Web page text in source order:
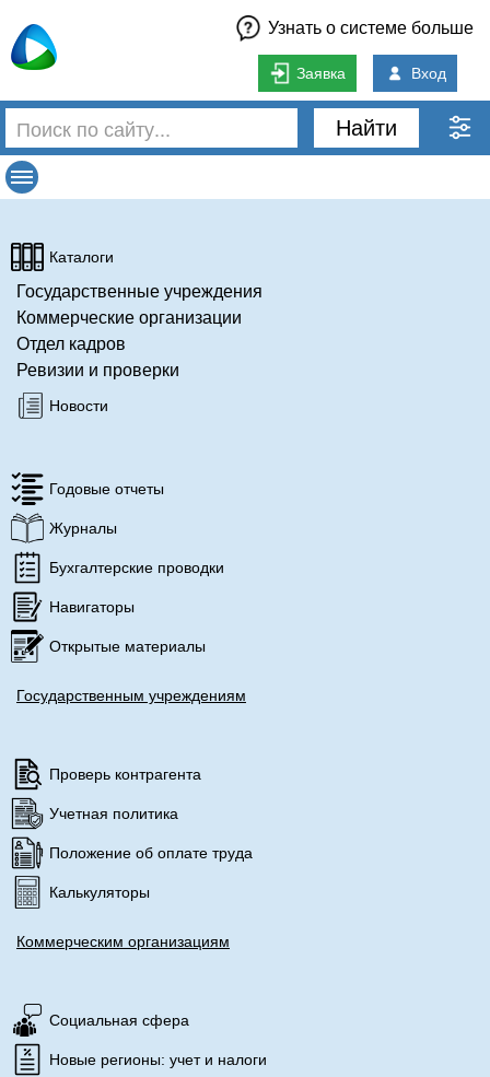
Узнать о системе больше
Заявка Вход
Найти
Каталоги
Государственные учреждения
Коммерческие организации
Отдел кадров
Ревизии и проверки
Новости
Годовые отчеты
Журналы
Бухгалтерские проводки
Навигаторы
Открытые материалы
Государственным учреждениям
Проверь контрагента
Учетная политика
Положение об оплате труда
Калькуляторы
Коммерческим организациям
Социальная сфера
Новые регионы: учет и налоги